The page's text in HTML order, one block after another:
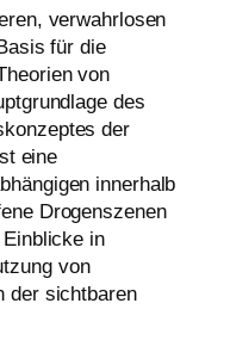
verwahrlosen
für die
von
des
der
eine
innerhalb
Drogenszenen
in
von
der sichtbaren